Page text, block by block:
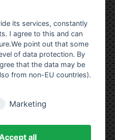
Sie das wir kein
Ladengeschäft haben.
reiner Onlinehandel.
and-leather.de
its services, constantly
I agree to this and can
point out that some
of data protection. By
that the data may be
from non-EU countries).
Marketing
all